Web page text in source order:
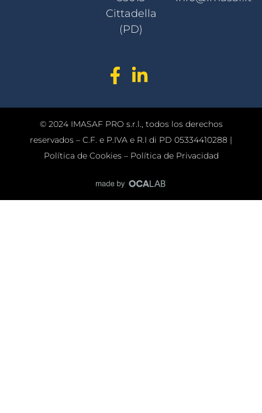
Cittadella
(PD)
© 2024 IMASAF PRO s.r.l., todos los derechos
reservados – C.F. e P.IVA e R.I di PD 05334410288 |
Política de Cookies– Política de Privacidad